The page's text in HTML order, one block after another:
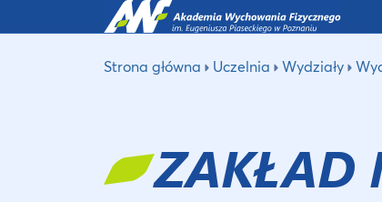
Strona główna Uczelnia Wydziały
ZAKŁAD